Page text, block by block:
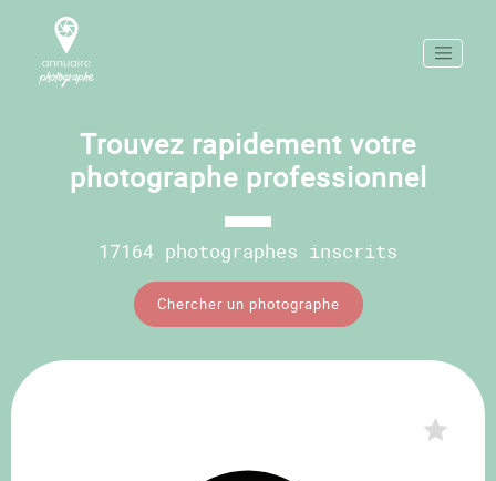
Trouvez rapidement votre
photographe professionnel
17164 photographes inscrits
Chercher un photographe